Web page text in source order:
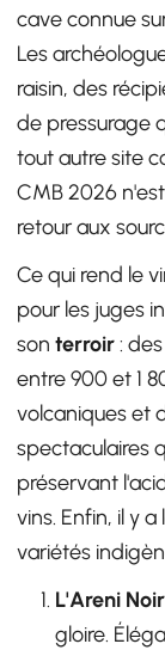
cave connue
Les
raisin, des
de pressurage
tout autre site
CMB 2026
retour aux
Ce qui rend le
pour les juges
son terroir:
entre 900 et 1
volcaniques et
spectaculaires
préservant
vins. Enfin, il y
variétés
L'Areni
gloire.